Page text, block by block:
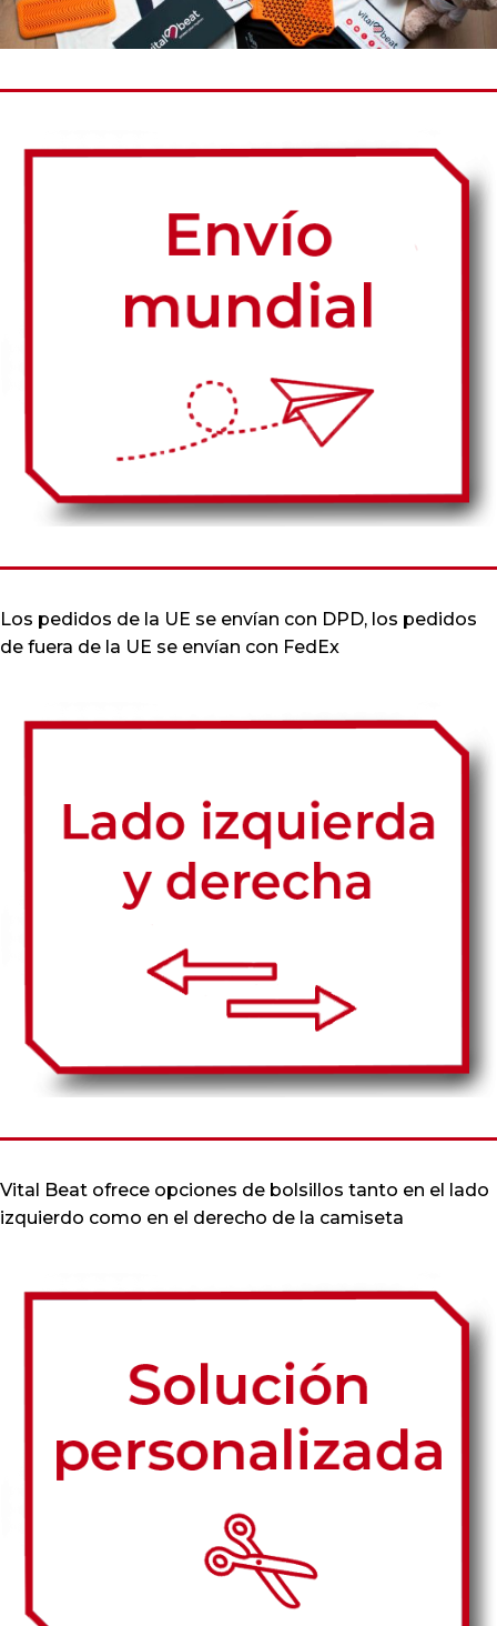
Los pedidos de la UE se envían con DPD, los pedidos
de fuera de la UE se envían con FedEx
Vital Beat ofrece opciones de bolsillos tanto en el lado
izquierdo como en el derecho de la camiseta